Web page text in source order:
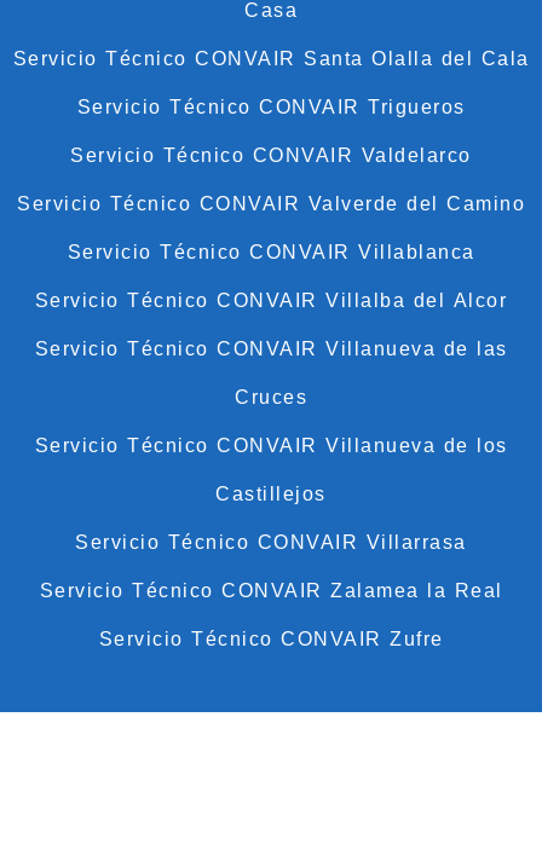
Casa
Servicio Técnico CONVAIR Santa Olalla del Cala
Servicio Técnico CONVAIR Trigueros
Servicio Técnico CONVAIR Valdelarco
Servicio Técnico CONVAIR Valverde del Camino
Servicio Técnico CONVAIR Villablanca
Servicio Técnico CONVAIR Villalba del Alcor
Servicio Técnico CONVAIR Villanueva de las
Cruces
Servicio Técnico CONVAIR Villanueva de los
Castillejos
Servicio Técnico CONVAIR Villarrasa
Servicio Técnico CONVAIR Zalamea la Real
Servicio Técnico CONVAIR Zufre